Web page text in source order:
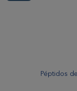
Péptidos